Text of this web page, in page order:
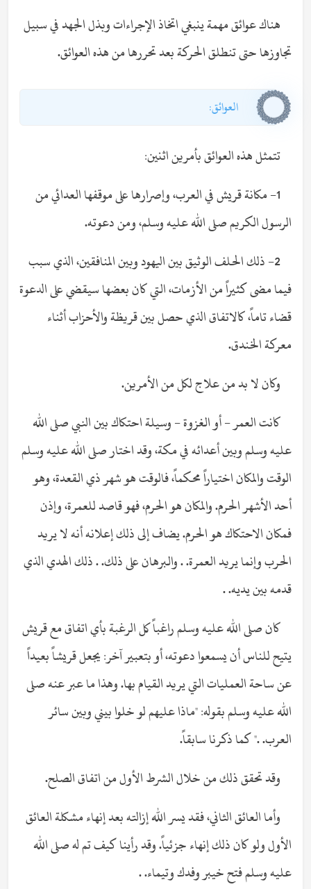
هناك عوائق مهمة ينبغي اتخاذ الإجراءات وبذل الجهد في سبيل
تجاوزها حتى تنطلق الحركة بعد تحررها من هذه العوائق.
العوائق:
تتمثل هذه العوائق بأمرين اثنين:
1- مكانة قريش في العرب، وإصرارها على موقفها العدائي من
الرسول الكريم صلى الله عليه وسلم، ومن دعوته.
2- ذلك الحلف الوثيق بين اليهود وبين المنافقين، الذي سبب
فيما مضى كثيراً من الأزمات، التي كان بعضها سيقضي على الدعوة
قضاء تاماً، كالاتفاق الذي حصل بين قريظة والأحزاب أثناء
معركة الخندق.
وكان لا بد من علاج لكل من الأمرين.
كانت العمر - أو الغزوة - وسيلة احتكاك بين النبي صلى الله
عليه وسلم وبين أعدائه في مكة، وقد اختار صلى الله عليه وسلم
الوقت والمكان اختياراً محكماً، فالوقت هو شهر ذي القعدة، وهو
أحد الأشهر الحرم. والمكان هو الحرم، فهو قاصد للعمرة، وإذن
فمكان الاحتكاك هو الحرم. يضاف إلى ذلك إعلانه أنه لا يريد
الحرب وإنما يريد العمرة. . والبرهان على ذلك. . ذلك الهدي الذي
قدمه بين يديه. .
كان صلى الله عليه وسلم راغباً كل الرغبة بأي اتفاق مع قريش
يتيح للناس أن يسمعوا دعوته، أو بتعبير آخر: يجعل قريشاً بعيداً
عن ساحة العمليات التي يريد القيام بها. وهذا ما عبر عنه صلى
الله عليه وسلم بقوله: "ماذا عليهم لو خلوا بيني وبين سائر
العرب. ." كما ذكرنا سابقاً.
وقد تحقق ذلك من خلال الشرط الأول من اتفاق الصلح.
وأما العائق الثاني، فقد يسر الله إزالته بعد إنهاء مشكلة العائق
الأول ولو كان ذلك إنهاء جزئياً. وقد رأينا كيف تم له صلى الله
عليه وسلم فتح خيبر وفدك وتيماء. .